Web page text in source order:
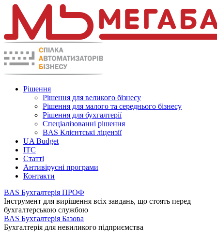
Рішення
Рішення для великого бізнесу
Рішення для малого та середнього бізнесу
Рішення для бухгалтерії
Спеціалізованні рішення
BAS Клієнтські ліцензії
UA Budget
ITC
Статті
Антивірусні програми
Контакти
BAS Бухгалтерія ПРОФ
Інструмент для вирішення всіх завдань, що стоять перед
бухгалтерською службою
BAS Бухгалтерія Базова
Бухгалтерія для невиликого підприємства